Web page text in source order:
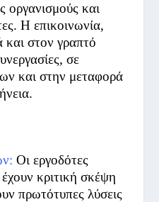
οργανισμούς και
Η επικοινωνία,
στον γραπτό
σε
και στην μεταφορά
Οι εργοδότες
κριτική σκέψη
πρωτότυπες λύσεις